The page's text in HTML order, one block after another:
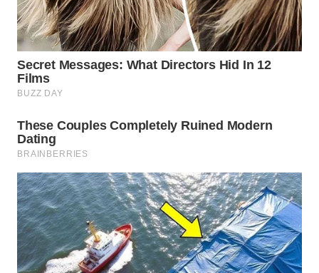
WN
BOROBUDUR
WN
WN
SURABAYA
WN
NATUNA
WN
BINTAN